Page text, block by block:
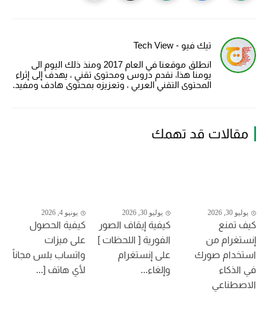
تيك فيو - Tech View
انطلق موقعنا في العام 2017 ومنذ ذلك اليوم الى
يومنا هذا، نقدم دروس ومحتوى تقني ، يهدف إلى إثراء
المحتوى التقني العربي ، وتعزيزه بمحتوى هادف ومفيد.
مقالات قد تهمك
يوليو 30, 2026
كيف تمنع
إنستغرام من
استخدام صورك
في الذكاء
الاصطناعي
يوليو 30, 2026
كيفية إيقاف الصور
الفورية [ اللحظات ]
على إنستغرام
وإلغاء...
يونيو 4, 2026
كيفية الحصول
على ميزات
واتساب بلس مجاناً
لأي هاتف [...